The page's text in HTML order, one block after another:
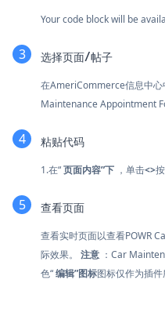
Your code block will be
选择页面/帖子
在AmeriCommerce信息中心
Maintenance Appointment
粘贴代码
1.在“页面内容”下 ，单击<>
查看页面
查看实时页面以查看POWR
际效果。 注意 ：Car
色“编辑”图标图标仅作为插件